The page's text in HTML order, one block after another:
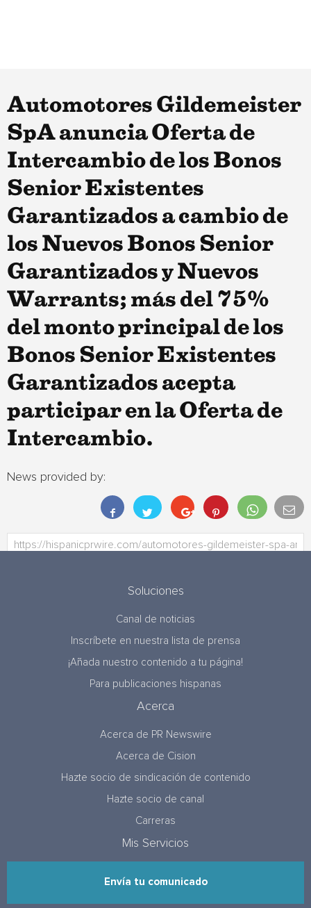
Automotores Gildemeister
SpA anuncia Oferta de
Intercambio de los Bonos
Senior Existentes
Garantizados a cambio de
los Nuevos Bonos Senior
Garantizados y Nuevos
Warrants; más del 75%
del monto principal de los
Bonos Senior Existentes
Garantizados acepta
participar en la Oferta de
Intercambio.
News provided by:
Soluciones
Canal de noticias
Inscríbete en nuestra lista de prensa
¡Añada nuestro contenido a tu página!
Para publicaciones hispanas
Acerca
Acerca de PR Newswire
Acerca de Cision
Hazte socio de sindicación de contenido
Hazte socio de canal
Carreras
Mis Servicios
Envía tu comunicado